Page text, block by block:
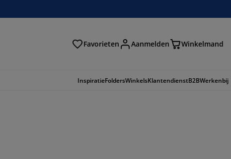
Favorieten Aanmelden Winkelmand
InspiratieFoldersWinkelsKlantendienstB2BWerkenbij